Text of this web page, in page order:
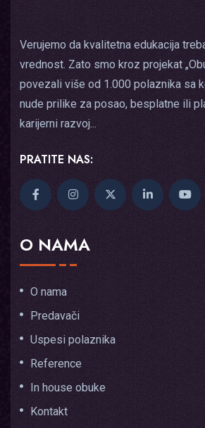
Verujemo da kvalitetna edukacija
vrednost. Zato smo kroz projekat
povezali više od 1.000 polaznika sa
nude prilike za posao, besplatne ili
karijerni razvoj...
PRATITE NAS:
O NAMA
O nama
Predavači
Uspesi polaznika
Reference
In house obuke
Kontakt